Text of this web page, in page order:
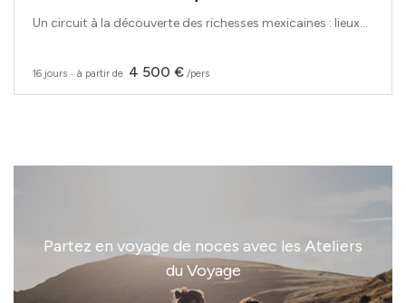
Un circuit à la découverte des richesses mexicaines : lieux...
16 jours ‧ à partir de 4 500 € /pers
Partez en voyage de noces avec les Ateliers
du Voyage